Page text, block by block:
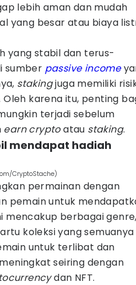
lebih aman dan mudah
yang besar atau biaya
yang stabil dan terus-
sumber passive income
stakingjuga memiliki
karena itu, penting
terjadi sebelum
earn cryptoatau staking.
mendapat hadiah
CryptoStache)
permainan dengan
pemain untuk
mencakup berbagai genre,
koleksi yang semuanya
untuk terlibat dan
seiring dengan
dan NFT.